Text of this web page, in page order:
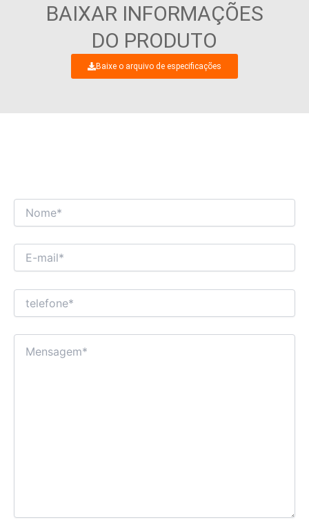
BAIXAR INFORMAÇÕES
DO PRODUTO
Baixe o arquivo de especificações